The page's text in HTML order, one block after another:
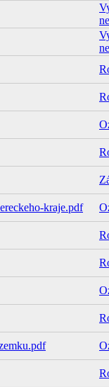
kraje.pdf